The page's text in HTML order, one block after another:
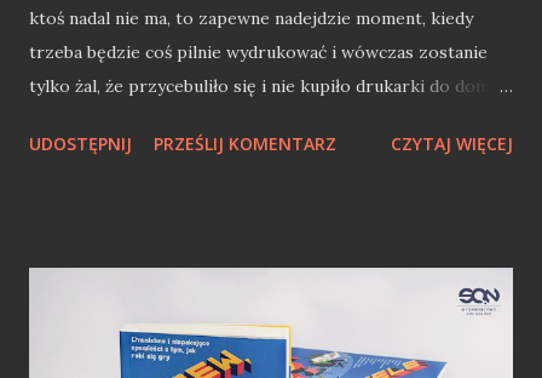
ktoś nadal nie ma, to zapewne nadejdzie moment, kiedy
trzeba będzie coś pilnie wydrukować i wówczas zostanie
tylko żal, że przycebuliło się i nie kupiło drukarki do domu.
drukarkę kupić? Większość z nas oczekuje urządzenia,
promocjach za 200 lub 300 zł mogą nas finalnie kosztować
krocie. Otóż najczęściej pełen zestaw takich tuszy do tego
UDOSTĘPNIJ PRZEŚLIJ KOMENTARZ CZYTAJ WIĘCEJ